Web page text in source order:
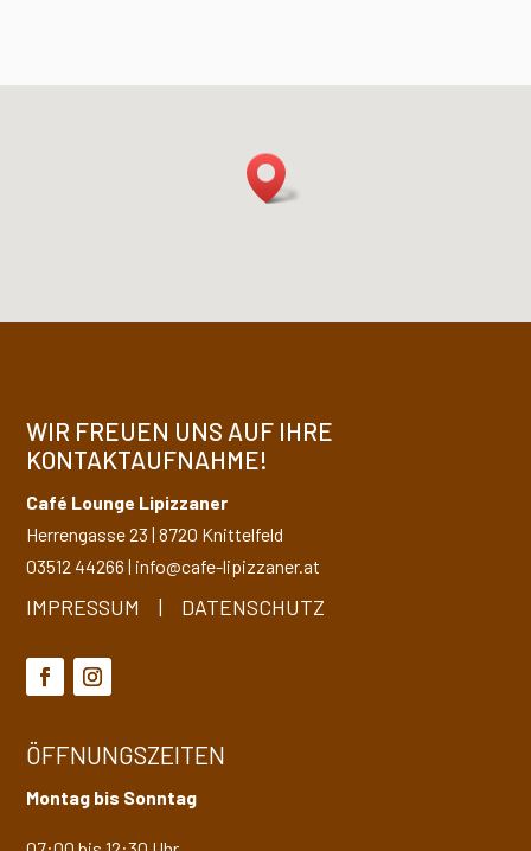
WIR FREUEN UNS AUF IHRE
KONTAKTAUFNAHME!
Café Lounge Lipizzaner
Herrengasse 23 | 8720 Knittelfeld
03512 44266 | info@cafe-lipizzaner.at
IMPRESSUM | DATENSCHUTZ
ÖFFNUNGSZEITEN
Montag bis Sonntag